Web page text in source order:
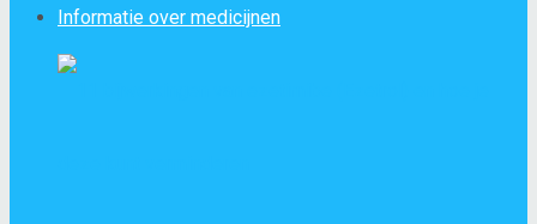
Informatie over medicijnen